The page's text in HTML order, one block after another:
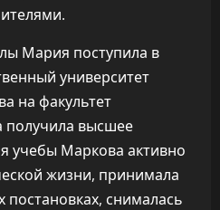
Мария поступила в
университет
на факультет
получила высшее
учебы Маркова активно
жизни, принимала
постановках, снималась